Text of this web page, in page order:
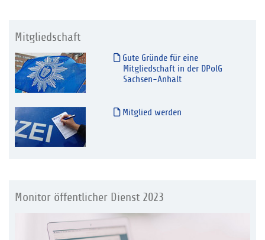
Mitgliedschaft
Gute Gründe für eine
Mitgliedschaft in der DPolG
Sachsen-Anhalt
Mitglied werden
Monitor öffentlicher Dienst 2023